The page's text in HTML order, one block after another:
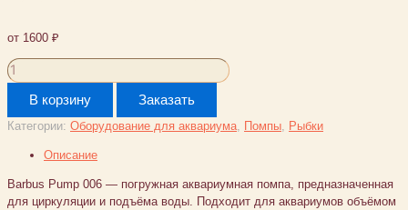
от 1600 ₽
Количество
товара
Barbus
Pump
006
В корзину Заказать
Категории: Оборудование для аквариума Помпы Рыбки
Описание
Barbus Pump 006 — погружная аквариумная помпа, предназначенная
для циркуляции и подъёма воды. Подходит для аквариумов объёмом